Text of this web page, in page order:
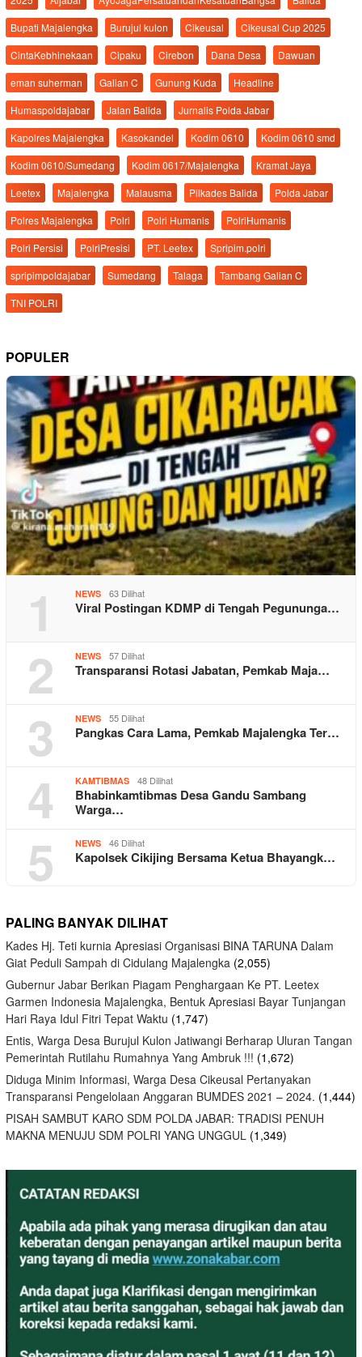
Bupati Majalengka
Burujul kulon Cikeusal
Cikeusal Cup 2025
CintaKebhinekaan
Cipaku Cirebon Dana Desa
Dawuan
eman suherman
Galian C Gunung Kuda
Headline
Humaspoldajabar
Jalan Balida
Jurnalis Polda Jabar
Kapolres Majalengka
Kasokandel Kodim 0610
Kodim 0610 smd
Kodim 0610/Sumedang
Kodim 0617/Majalengka
Kramat Jaya
Leetex
Majalengka Malausma Pilkades Balida
Polda Jabar
Polres Majalengka
Polri Polri Humanis
PolriHumanis
Polri Persisi
PolriPresisi PT. Leetex
Spripim.polri
spripimpoldajabar
Sumedang Talaga
Tambang Galian C
TNI POLRI
POPULER
1 NEWS 63 Dilihat
Viral Postingan KDMP di Tengah Pegununga…
2 NEWS 57 Dilihat
Transparansi Rotasi Jabatan, Pemkab Maja…
3 NEWS 55 Dilihat
Pangkas Cara Lama, Pemkab Majalengka Ter…
4 KAMTIBMAS 48 Dilihat
Bhabinkamtibmas Desa Gandu Sambang
Warga…
5 NEWS 46 Dilihat
Kapolsek Cikijing Bersama Ketua Bhayangk…
PALING BANYAK DILIHAT
Kades Hj. Teti kurnia Apresiasi Organisasi BINA TARUNA Dalam
Giat Peduli Sampah di Cidulang Majalengka (2,055)
Gubernur Jabar Berikan Piagam Penghargaan Ke PT. Leetex
Garmen Indonesia Majalengka, Bentuk Apresiasi Bayar Tunjangan
Hari Raya Idul Fitri Tepat Waktu (1,747)
Entis, Warga Desa Burujul Kulon Jatiwangi Berharap Uluran Tangan
Pemerintah Rutilahu Rumahnya Yang Ambruk !!! (1,672)
Diduga Minim Informasi, Warga Desa Cikeusal Pertanyakan
Transparansi Pengelolaan Anggaran BUMDES 2021 – 2024. (1,444)
PISAH SAMBUT KARO SDM POLDA JABAR: TRADISI PENUH
MAKNA MENUJU SDM POLRI YANG UNGGUL (1,349)